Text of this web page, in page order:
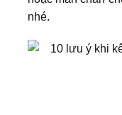
nhé.